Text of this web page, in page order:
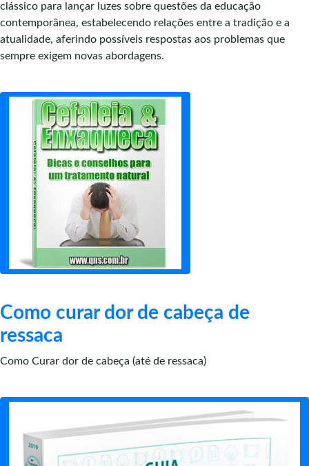
clássico para lançar luzes sobre questões da educação
contemporânea, estabelecendo relações entre a tradição e a
atualidade, aferindo possíveis respostas aos problemas que
sempre exigem novas abordagens.
Como curar dor de cabeça de
ressaca
Como Curar dor de cabeça (até de ressaca)